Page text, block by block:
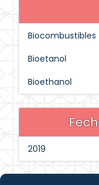
Biocombustibles
Bioetanol
Bioethanol
2019